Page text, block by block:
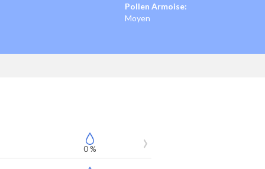
Pollen Armoise:
Moyen
0 %